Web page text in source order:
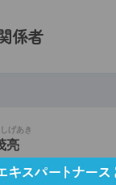
係者
げあき
亮
立医科大学 医学部 救急
立医科大学附属病院 高